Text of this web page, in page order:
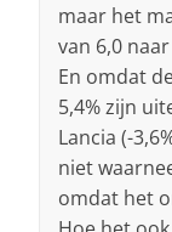
maar het
van 6,0 naar
En omdat
5,4% zijn
Lancia (-
niet
omdat het